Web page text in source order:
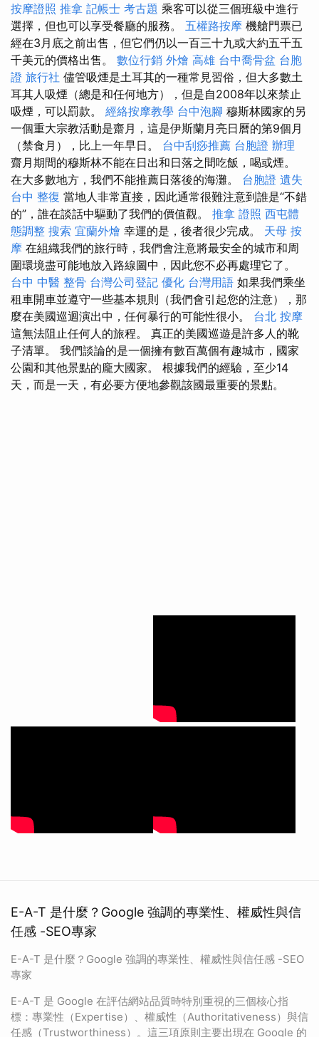
按摩證照 推拿 記帳士 考古題 乘客可以從三個班級中進行
選擇，但也可以享受餐廳的服務。 五權路按摩 機艙門票已
經在3月底之前出售，但它們仍以一百三十九或大約五千五
千美元的價格出售。 數位行銷 外燴 高雄 台中喬骨盆 台胞
證 旅行社 儘管吸煙是土耳其的一種常見習俗，但大多數土
耳其人吸煙（總是和任何地方），但是自2008年以來禁止
吸煙，可以罰款。 經絡按摩教學 台中泡腳 穆斯林國家的另
一個重大宗教活動是齋月，這是伊斯蘭月亮日曆的第9個月
（禁食月），比上一年早日。 台中刮痧推薦 台胞證 辦理
齋月期間的穆斯林不能在日出和日落之間吃飯，喝或煙。
在大多數地方，我們不能推薦日落後的海灘。 台胞證 遺失
台中 整復 當地人非常直接，因此通常很難注意到誰是“不錯
的”，誰在談話中驅動了我們的價值觀。 推拿 證照 西屯體
態調整 搜索 宜蘭外燴 幸運的是，後者很少完成。 天母 按
摩 在組織我們的旅行時，我們會注意將最安全的城市和周
圍環境盡可能地放入路線圖中，因此您不必再處理它了。
台中 中醫 整骨 台灣公司登記 優化 台灣用語 如果我們乘坐
租車開車並遵守一些基本規則（我們會引起您的注意），那
麼在美國巡迴演出中，任何暴行的可能性很小。 台北 按摩
這無法阻止任何人的旅程。 真正的美國巡遊是許多人的靴
子清單。 我們談論的是一個擁有數百萬個有趣城市，國家
公園和其他景點的龐大國家。 根據我們的經驗，至少14
天，而是一天，有必要方便地參觀該國最重要的景點。
E-A-T 是什麼？Google 強調的專業性、權威性與信
任感 -SEO專家
E-A-T 是什麼？Google 強調的專業性、權威性與信任感 -SEO
專家
E-A-T 是 Google 在評估網站品質時特別重視的三個核心指
標：專業性（Expertise）、權威性（Authoritativeness）與信
任感（Trustworthiness）。這三項原則主要出現在 Google 的